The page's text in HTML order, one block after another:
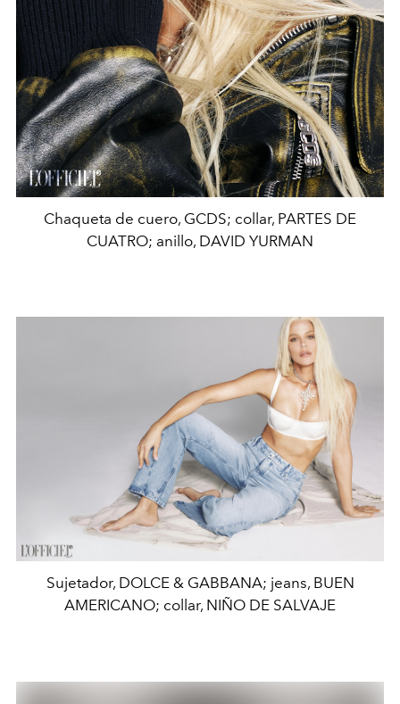
Chaqueta de cuero, GCDS; collar, PARTES DE
CUATRO; anillo, DAVID YURMAN
Sujetador, DOLCE & GABBANA; jeans, BUEN
AMERICANO; collar, NIÑO DE SALVAJE